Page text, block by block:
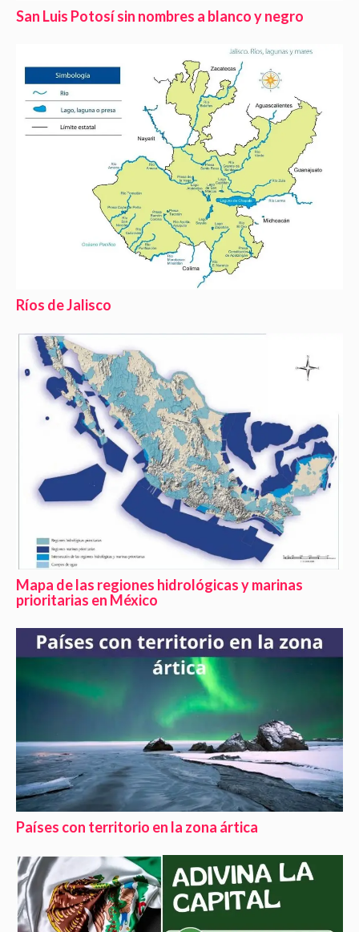
San Luis Potosí sin nombres a blanco y negro
Ríos de Jalisco
Mapa de las regiones hidrológicas y marinas
prioritarias en México
Países con territorio en la zona ártica